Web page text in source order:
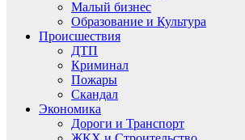
Малый бизнес
Образование и Культура
Происшествия
ДТП
Криминал
Пожары
Скандал
Экономика
Дороги и Транспорт